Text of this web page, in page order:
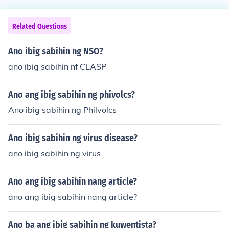
Related Questions
Ano ibig sabihin ng NSO?
ano ibig sabihin nf CLASP
Ano ang ibig sabihin ng phivolcs?
Ano ibig sabihin ng Philvolcs
Ano ibig sabihin ng virus disease?
ano ibig sabihin ng virus
Ano ang ibig sabihin nang article?
ano ang ibig sabihin nang article?
Ano ba ang ibig sabihin ng kuwentista?